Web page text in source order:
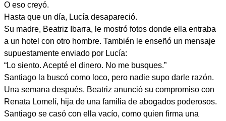
O eso creyó.
Hasta que un día, Lucía desapareció.
Su madre, Beatriz Ibarra, le mostró fotos donde ella entraba
a un hotel con otro hombre. También le enseñó un mensaje
supuestamente enviado por Lucía:
“Lo siento. Acepté el dinero. No me busques.”
Santiago la buscó como loco, pero nadie supo darle razón.
Una semana después, Beatriz anunció su compromiso con
Renata Lomelí, hija de una familia de abogados poderosos.
Santiago se casó con ella vacío, como quien firma una